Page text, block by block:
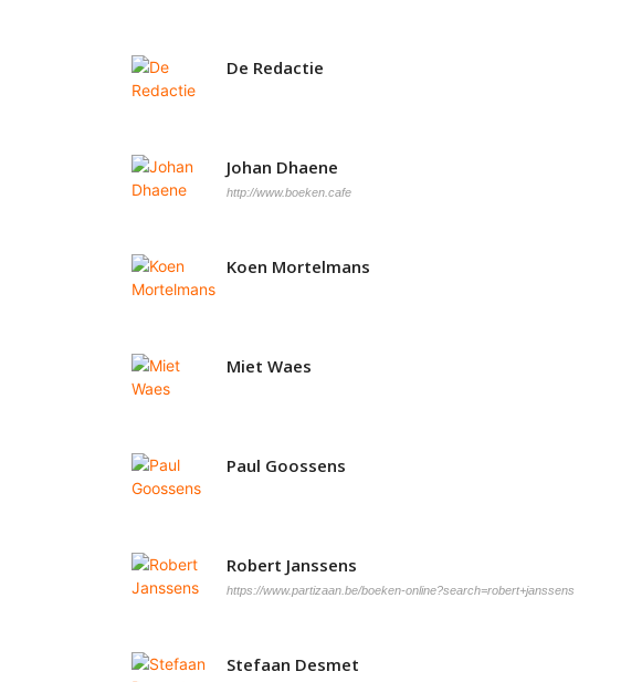
De Redactie
Johan Dhaene
http://www.boeken.cafe
Koen Mortelmans
Miet Waes
Paul Goossens
Robert Janssens
https://www.partizaan.be/boeken-online?search=robert+janssens
Stefaan Desmet